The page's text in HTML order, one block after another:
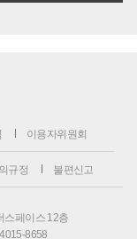
이용자위원회
규정 불편신고
스페이스 12층
8658